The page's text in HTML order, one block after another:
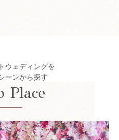
ウェディングを
ーンから探す
Place